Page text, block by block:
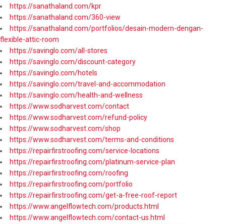
https://sanathaland.com/kpr
https://sanathaland.com/360-view
https://sanathaland.com/portfolios/desain-modern-dengan-
flexible-attic-room
https://savinglo.com/all-stores
https://savinglo.com/discount-category
https://savinglo.com/hotels
https://savinglo.com/travel-and-accommodation
https://savinglo.com/health-and-wellness
https://www.sodharvest.com/contact
https://www.sodharvest.com/refund-policy
https://www.sodharvest.com/shop
https://www.sodharvest.com/terms-and-conditions
https://repairfirstroofing.com/service-locations
https://repairfirstroofing.com/platinum-service-plan
https://repairfirstroofing.com/roofing
https://repairfirstroofing.com/portfolio
https://repairfirstroofing.com/get-a-free-roof-report
https://www.angelflowtech.com/products.html
https://www.angelflowtech.com/contact-us.html